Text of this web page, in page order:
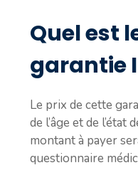
Quel est
garantie
Le prix de cette
de l’âge et de l’état
montant à payer
questionnaire